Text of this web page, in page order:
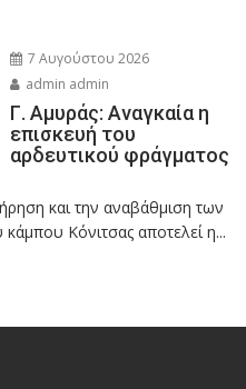
7 Αυγούστου 2026
admin admin
Γ. Αμυράς: Αναγκαία η
επισκευή του
αρδευτικού φράγματος
και την αναβάθμιση των
Κόνιτσας αποτελεί η...